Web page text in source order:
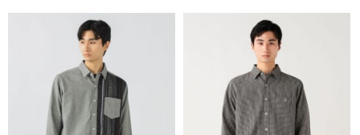
： 42-11-0117-639